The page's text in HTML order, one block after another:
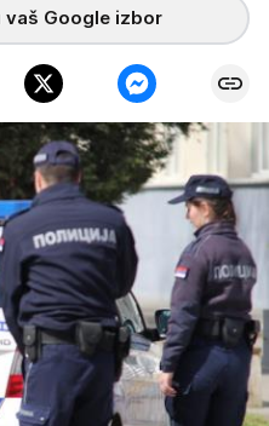
vaš Google izbor